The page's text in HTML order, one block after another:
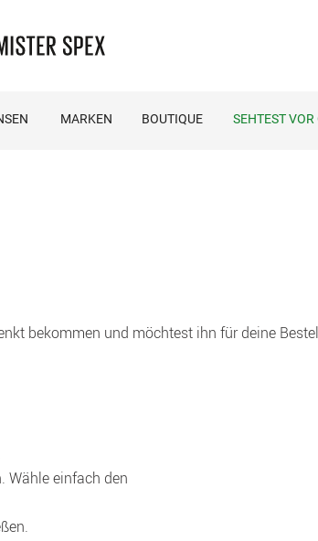
MARKEN BOUTIQUE SEHTEST VOR
bekommen und möchtest ihn für deine
Wähle einfach den